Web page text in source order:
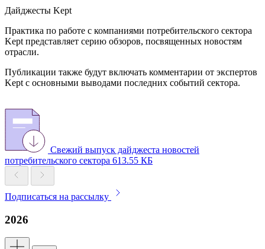
Дайджесты Kept
Практика по работе с компаниями потребительского сектора
Kept представляет серию обзоров, посвященных новостям
отрасли.
Публикации также будут включать комментарии от экспертов
Kept с основными выводами последних событий сектора.
Свежий выпуск дайджеста новостей
потребительского сектора 613.55 КБ
Подписаться на рассылку
2026